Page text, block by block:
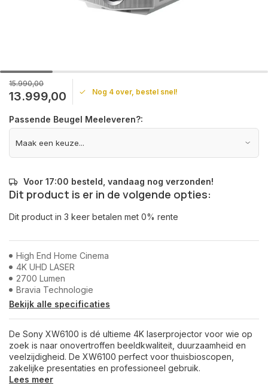
15.990,00
13.999,00 Nog 4 over, bestel snel!
Passende Beugel Meeleveren?:
Voor 17:00 besteld, vandaag nog verzonden!
Dit product is er in de volgende opties:
Dit product in 3 keer betalen met 0% rente
High End Home Cinema
4K UHD LASER
2700 Lumen
Bravia Technologie
Bekijk alle specificaties
De Sony XW6100 is dé ultieme 4K laserprojector voor wie op
zoek is naar onovertroffen beeldkwaliteit, duurzaamheid en
veelzijdigheid. De XW6100 perfect voor thuisbioscopen,
zakelijke presentaties en professioneel gebruik.
Lees meer